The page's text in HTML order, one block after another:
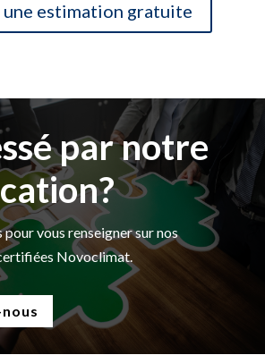
estimation gratuite
par notre
vous renseigner sur nos
Novoclimat.